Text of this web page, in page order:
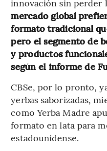
innovación sin perder
mercado global
formato tradicional
pero el segmento de
y productos
según el informe de
CBSe, por lo pronto,
yerbas saborizadas,
como Yerba Madre
formato en lata para
estadounidense.